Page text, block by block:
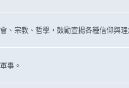
、宗教、哲學，鼓勵宣揚各種信仰與理
事。